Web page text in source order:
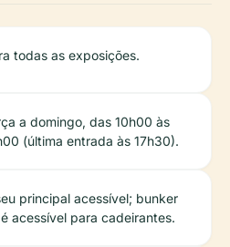
todas as exposições.
a domingo, das 10h00 às
(última entrada às 17h30).
principal acessível; bunker
acessível para cadeirantes.